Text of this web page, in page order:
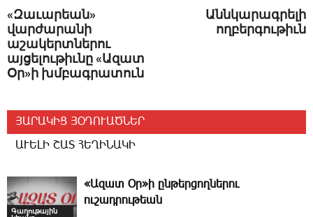
«Զաւարեան»
վարժարանի
աշակերտներու
այցելութիւնը «Ազատ
Օր»ի խմբագրատուն
Աննկարագրելի
ողբերգութիւն
ՅԱՐԱԿԻՑ ՅՕԴՈՒԱԾՆԵՐ
ԱՒԵԼԻ ՇԱՏ ՀԵՂԻՆԱԿԻ
Գաղութային
«Ազատ Օր»ի ընթերցողներու
ուշադրութեան